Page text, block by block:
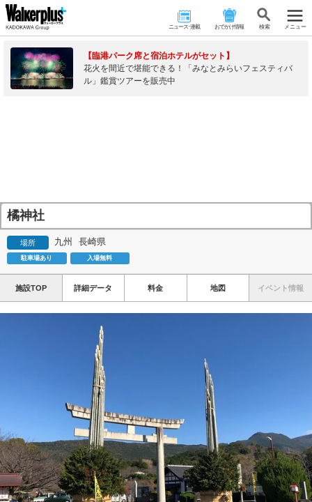
ニュース･連載 おでかけ情報 検 索 メニュー
【臨港パーク席と宿泊ホテルがセット】
花火を間近で堪能できる！「みなとみらいフェスティバ
ル」鑑賞ツアーを販売中
橘神社
場所 九州 長崎県
駐車場あり 入場無料
施設TOP 詳細データ 料金 地図 イベント情報